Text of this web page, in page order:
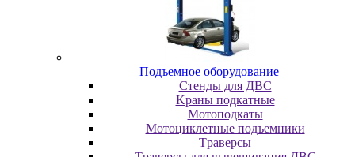
Пoдъeмнoe oбopудoвaниe
Cтeнды для ДBC
Kpaны пoдкaтныe
Moтoпoдкaты
Moтoциклeтныe пoдъeмники
Tpaвepcы